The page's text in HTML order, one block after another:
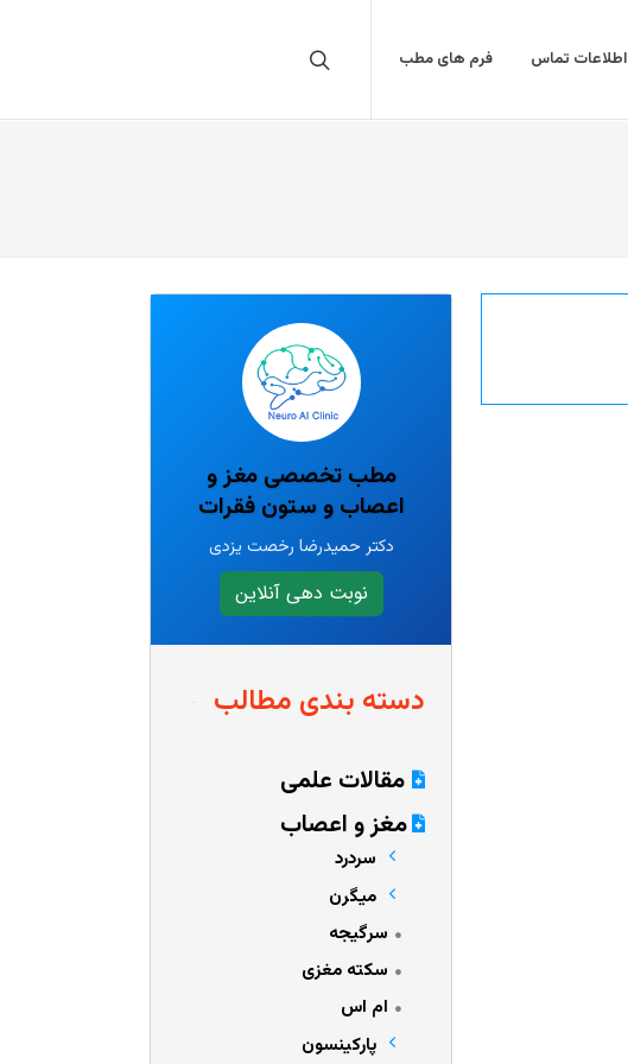
اطلاعات تماس فرم های مطب
مطب تخصصی مغز و
اعصاب و ستون فقرات
دکتر حمیدرضا رخصت یزدی
نوبت دهی آنلاین
دسته بندی مطالب
مقالات علمی
مغز و اعصاب
سردرد
میگرن
سرگیجه
سکته مغزی
ام اس
پارکینسون